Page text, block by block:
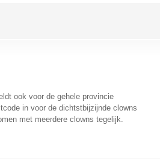
ook voor de gehele provincie
in voor de dichtstbijzijnde clowns
met meerdere clowns tegelijk.